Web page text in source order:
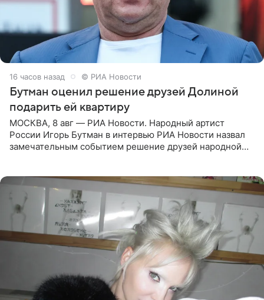
16 часов назад © РИА Новости
Бутман оценил решение друзей Долиной
подарить ей квартиру
МОСКВА, 8 авг — РИА Новости. Народный артист
России Игорь Бутман в интервью РИА Новости назвал
замечательным событием решение друзей народной